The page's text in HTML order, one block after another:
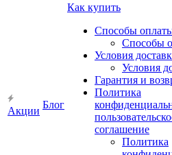
Акции
Блог
Как купить
Способы
Способы
Условия
Условия
Гарантия и
Политика
соглашение
Политика